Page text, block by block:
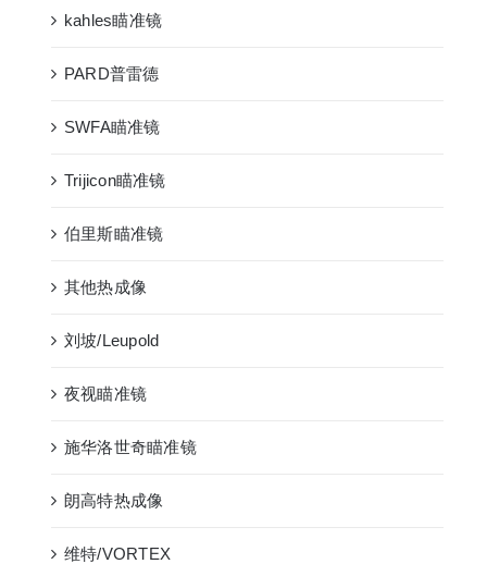
kahles瞄准镜
PARD普雷德
SWFA瞄准镜
Trijicon瞄准镜
伯里斯瞄准镜
其他热成像
刘坡/Leupold
夜视瞄准镜
施华洛世奇瞄准镜
朗高特热成像
维特/VORTEX